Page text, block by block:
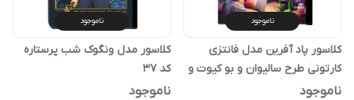
ناموجود
کلاسور پاد آفرین مدل فانتزی
کارتونی طرح سالیوان و بو کیوت و
بامزه ترند کد p72
ناموجود
ناموجود
کلاسور مدل ونگوک شب پرستاره
کد 37
ناموجود